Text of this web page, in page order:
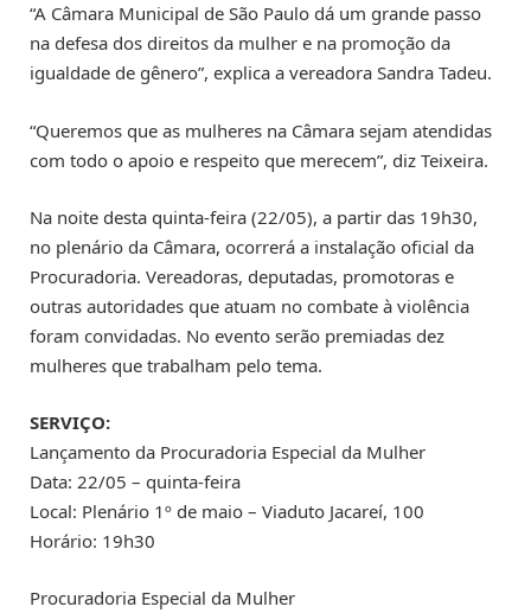
“A Câmara Municipal de São Paulo dá um grande passo
na defesa dos direitos da mulher e na promoção da
igualdade de gênero”, explica a vereadora Sandra Tadeu.
“Queremos que as mulheres na Câmara sejam atendidas
com todo o apoio e respeito que merecem”, diz Teixeira.
Na noite desta quinta-feira (22/05), a partir das 19h30,
no plenário da Câmara, ocorrerá a instalação oficial da
Procuradoria. Vereadoras, deputadas, promotoras e
outras autoridades que atuam no combate à violência
foram convidadas. No evento serão premiadas dez
mulheres que trabalham pelo tema.
SERVIÇO:
Lançamento da Procuradoria Especial da Mulher
Data: 22/05 – quinta-feira
Local: Plenário 1º de maio – Viaduto Jacareí, 100
Horário: 19h30
Procuradoria Especial da Mulher